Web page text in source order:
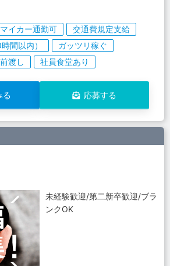
マイカー通勤可
交通費規定支給
間以内）
ガッツリ稼ぐ
渡し 社員食堂あり
る 応募する
未経験歓迎/第二新卒歓迎/ブラ
ンクOK